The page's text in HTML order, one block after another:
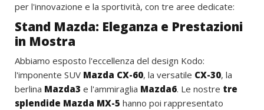
per l'innovazione e la sportività, con tre aree dedicate:
Stand Mazda: Eleganza e Prestazioni
in Mostra
Abbiamo esposto l'eccellenza del design Kodo:
l'imponente SUV Mazda CX-60, la versatile CX-30, la
berlina Mazda3 e l'ammiraglia Mazda6. Le nostre tre
splendide Mazda MX-5 hanno poi rappresentato